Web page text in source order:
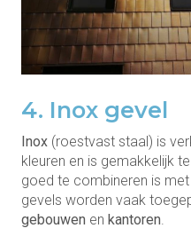
4. Inox gevel
Inox (roestvast staal) is
kleuren en is gemakkelijk
goed te combineren is
gevels worden vaak
gebouwen en kantoren.